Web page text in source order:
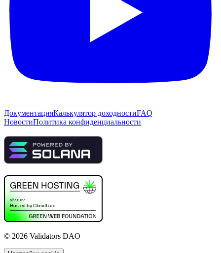
ДокументацияКалькулятор доходностиFAQ
НовостиПолитика конфиденциальности
© 2026 Validators DAO